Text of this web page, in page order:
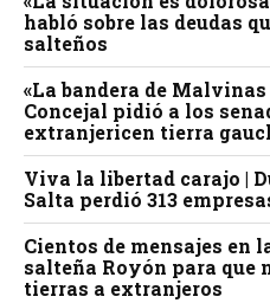
habló sobre las deudas
salteños
«La bandera de
Concejal pidió a los
extranjericen tierra
Viva la libertad carajo |
Salta perdió 313
Cientos de mensajes en
salteña Royón para que
tierras a extranjeros